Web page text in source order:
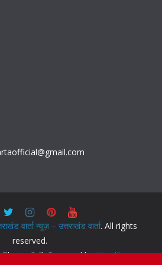
वार्ता न्यूज़ – उत्तराखंड वार्ता. All rights
reserved.
Powered byWordPress.